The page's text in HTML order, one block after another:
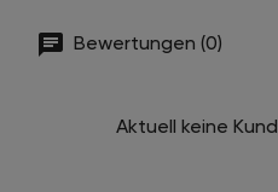
Bewertungen (0)
Aktuell keine